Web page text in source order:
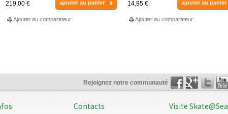
219,00 € ajouter au panier
Ajouter au comparateur
14,95 € ajouter au panier
Ajouter au comparateur
Rejoignez notre communauté
Contacts Visite Skate@Sea